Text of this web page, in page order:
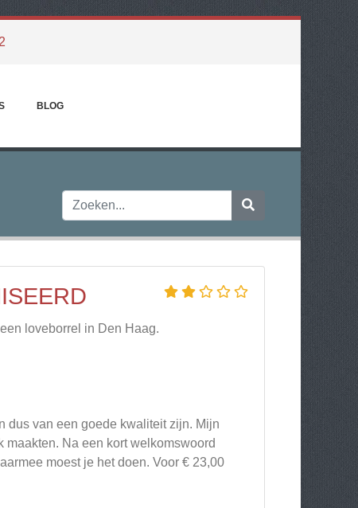
BLOG
loveborrel in Den Haag.
dus van een goede kwaliteit zijn. Mijn
Na een kort welkomswoord
moest je het doen. Voor € 23,00